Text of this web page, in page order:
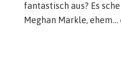
fantastisch aus? Es
Meghan Markle,